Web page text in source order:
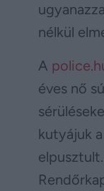
nélkül
A
éves nő
kutyájuk